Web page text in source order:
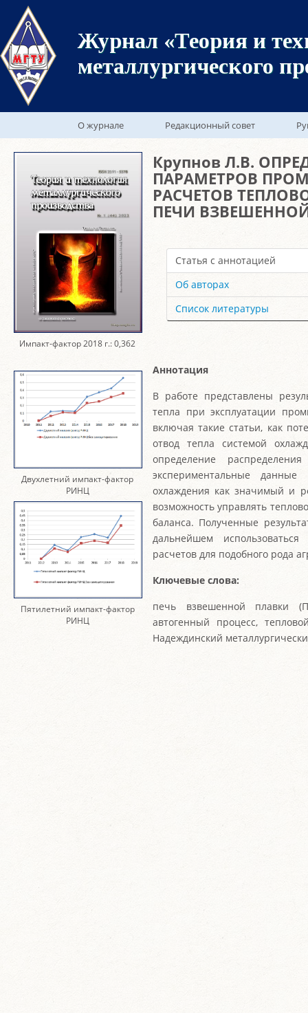
Журнал «Теория и
металлургического
О журнале Редакционный совет
Импакт-фактор 2018 г.: 0,362
Двухлетний импакт-фактор
РИНЦ
Пятилетний импакт-фактор
РИНЦ
Крупнов Л.В.
ПАРАМЕТРОВ
РАСЧЕТОВ
ПЕЧИ
Статья с аннотацией
Об авторах
Список литературы
Аннотация
В работе представлены
тепла при эксплуатации
включая такие статьи, как
отвод тепла системой
определение
экспериментальные
охлаждения как значимый и
возможность управлять
баланса. Полученные
дальнейшем
расчетов для подобного рода
Ключевые слова:
печь взвешенной плавки
автогенный процесс,
Надеждинский